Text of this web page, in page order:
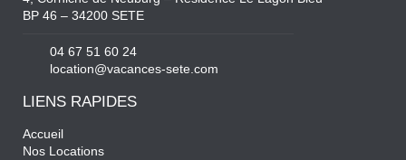
BP 46 – 34200 SETE
04 67 51 60 24
location@vacances-sete.com
LIENS RAPIDES
Accueil
Nos Locations